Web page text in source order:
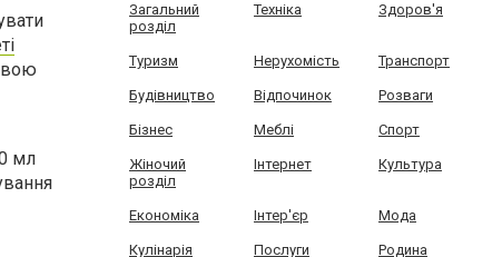
мл
Загальний
розділ
Техніка Здоров'я
Туризм Нерухомість Транспорт
Будівництво Відпочинок Розваги
Бізнес Меблі Спорт
Жіночий
розділ
Інтернет Культура
Економіка Інтер'єр Мода
Кулінарія Послуги Родина